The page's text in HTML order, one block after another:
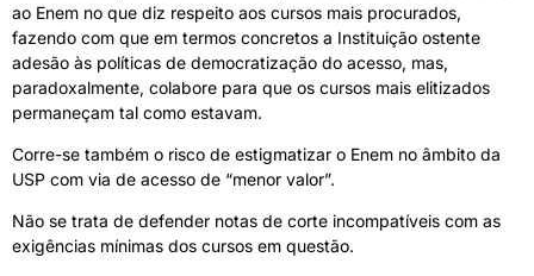
ao Enem no que diz respeito aos cursos mais procurados,
fazendo com que em termos concretos a Instituição ostente
adesão às políticas de democratização do acesso, mas,
paradoxalmente, colabore para que os cursos mais elitizados
permaneçam tal como estavam.
Corre-se também o risco de estigmatizar o Enem no âmbito da
USP com via de acesso de “menor valor”.
Não se trata de defender notas de corte incompatíveis com as
exigências mínimas dos cursos em questão.